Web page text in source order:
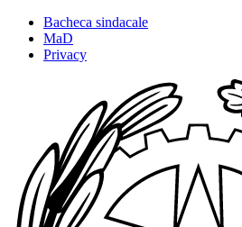
Bacheca sindacale
MaD
Privacy